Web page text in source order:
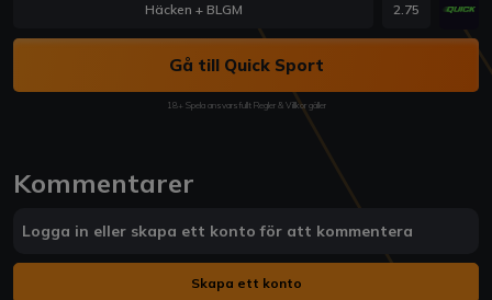
Häcken + BLGM 2.75
Gå till Quick Sport
18+ Spela ansvarsfullt Regler & Villkor gäller
Kommentarer
Logga in eller skapa ett konto för att kommentera
Skapa ett konto